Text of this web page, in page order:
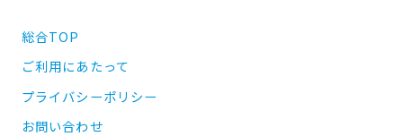
総合TOP
ご利用にあたって
プライバシーポリシー
お問い合わせ